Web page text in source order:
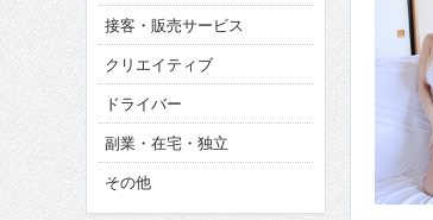
接客・販売サービス
クリエイティブ
ドライバー
副業・在宅・独立
その他